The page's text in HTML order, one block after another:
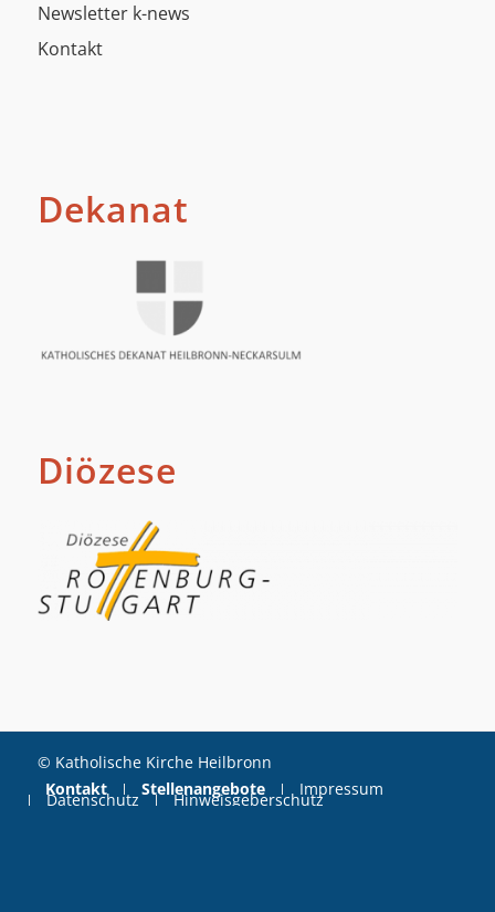
Newsletter k-news
Kontakt
Dekanat
Diözese
© Katholische Kirche Heilbronn
Kontakt
Stellenangebote Impressum
Datenschutz Hinweisgeberschutz